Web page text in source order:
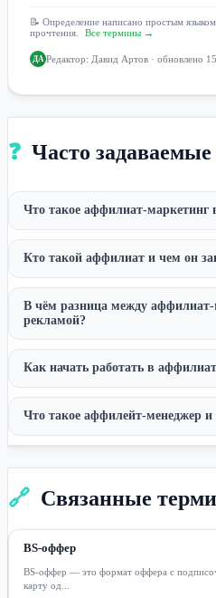
📝 Определение написано простым
прочтения.
Все термины →
ДА Редактор: Давид Артов · обновлено
❓ Часто
Что такое аффилиат-маркетинг
Кто такой аффилиат и чем он
В чём разница между
рекламой?
Как начать работать в
Что такое аффилейт-менеджер и
🔗 Связанные
BS-оффер
BS-оффер — это формат оффера с
карту од...